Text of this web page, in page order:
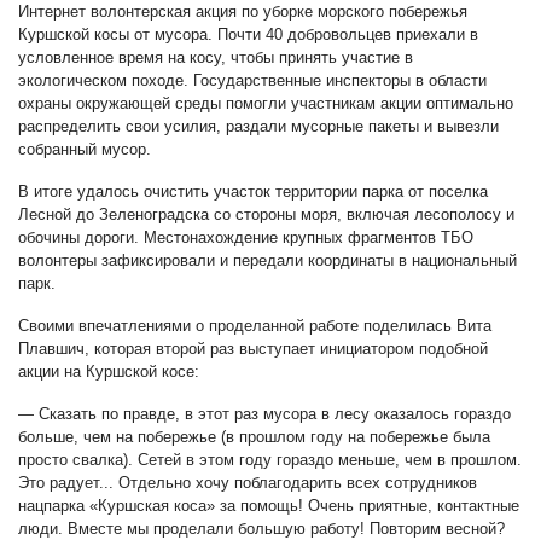
Интернет волонтерская акция по уборке морского побережья
Куршской косы от мусора. Почти 40 добровольцев приехали в
условленное время на косу, чтобы принять участие в
экологическом походе. Государственные инспекторы в области
охраны окружающей среды помогли участникам акции оптимально
распределить свои усилия, раздали мусорные пакеты и вывезли
собранный мусор.
В итоге удалось очистить участок территории парка от поселка
Лесной до Зеленоградска со стороны моря, включая лесополосу и
обочины дороги. Местонахождение крупных фрагментов ТБО
волонтеры зафиксировали и передали координаты в национальный
парк.
Своими впечатлениями о проделанной работе поделилась Вита
Плавшич, которая второй раз выступает инициатором подобной
акции на Куршской косе:
— Сказать по правде, в этот раз мусора в лесу оказалось гораздо
больше, чем на побережье (в прошлом году на побережье была
просто свалка). Сетей в этом году гораздо меньше, чем в прошлом.
Это радует... Отдельно хочу поблагодарить всех сотрудников
нацпарка «Куршская коса» за помощь! Очень приятные, контактные
люди. Вместе мы проделали большую работу! Повторим весной?